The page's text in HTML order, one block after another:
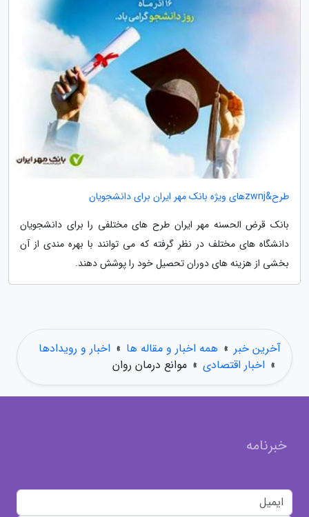
طرح&zwnjهای ویژه بانک مهر ایران برای دانشجویان
بانک قرض الحسنه مهر ایران طرح های مختلفی را برای دانشجویان
دانشگاه های مختلف در نظر گرفته که می توانند با بهره مندی از آن
بخشی از هزینه های دوران تحصیل خود را پوشش دهند.
آخرین خبر » همه اخبار و مقاله ها » اخبار و رویدادها
» اخبار اقتصادی » موانع درمان روان
خبرنامه